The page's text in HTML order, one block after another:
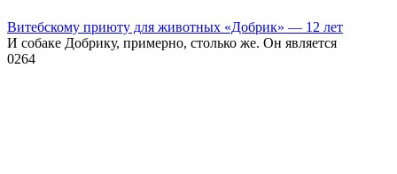
Витебскому приюту для животных «Добрик» — 12 лет
И собаке Добрику, примерно, столько же. Он является
0264